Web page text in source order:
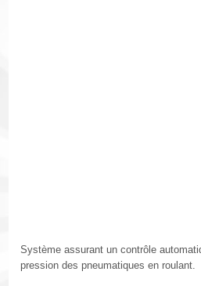
Système assurant un contrôle
pression des pneumatiques en roulant.